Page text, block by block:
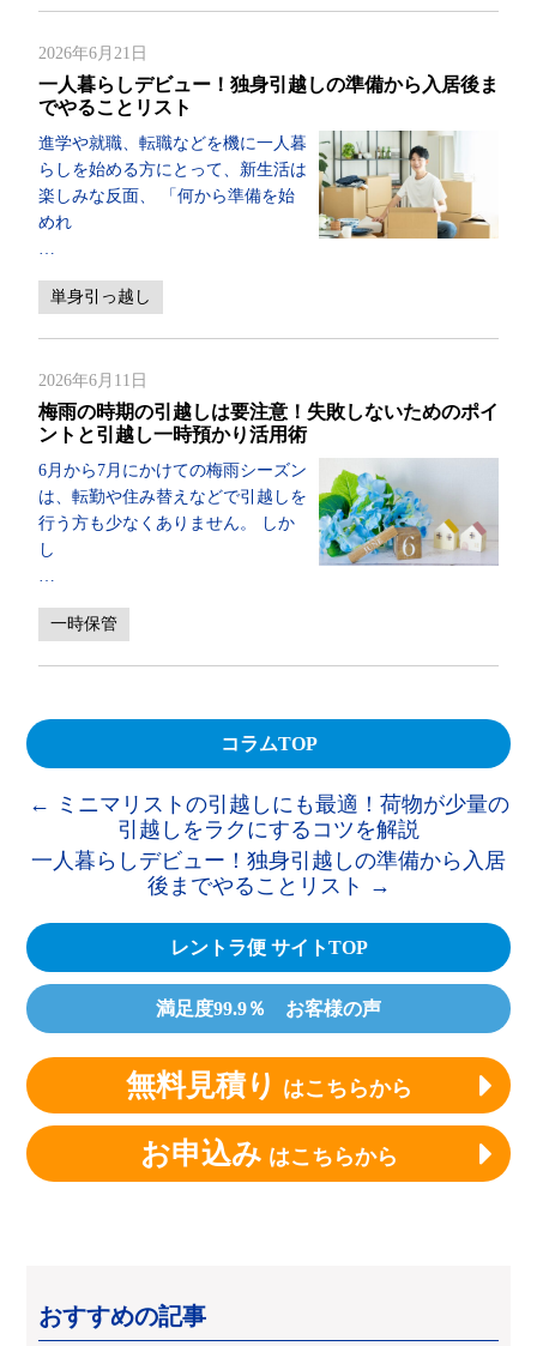
2026年6月21日
一人暮らしデビュー！独身引越しの準備から入居後ま
でやることリスト
進学や就職、転職などを機に一人暮
らしを始める方にとって、新生活は
楽しみな反面、 「何から準備を始
めれ
…
単身引っ越し
2026年6月11日
梅雨の時期の引越しは要注意！失敗しないためのポイ
ントと引越し一時預かり活用術
6月から7月にかけての梅雨シーズン
は、転勤や住み替えなどで引越しを
行う方も少なくありません。 しか
し
…
一時保管
コラムTOP
← ミニマリストの引越しにも最適！荷物が少量の
引越しをラクにするコツを解説
一人暮らしデビュー！独身引越しの準備から入居
後までやることリスト →
レントラ便 サイトTOP
満足度99.9％ お客様の声
無料見積り はこちらから
お申込み はこちらから
おすすめの記事